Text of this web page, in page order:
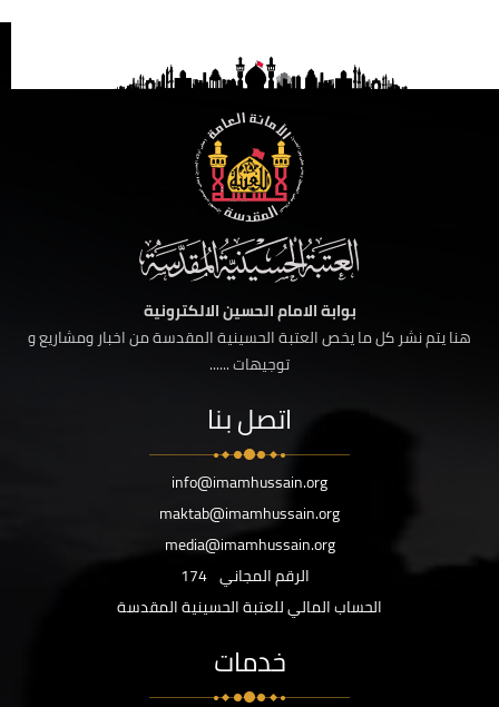
بوابة الامام الحسين الالكترونية
هنا يتم نشر كل ما يخص العتبة الحسينية المقدسة من اخبار ومشاريع و
توجيهات ......
اتصل بنا
info@imamhussain.org
maktab@imamhussain.org
media@imamhussain.org
الرقم المجاني 174
الحساب المالي للعتبة الحسينية المقدسة
خدمات